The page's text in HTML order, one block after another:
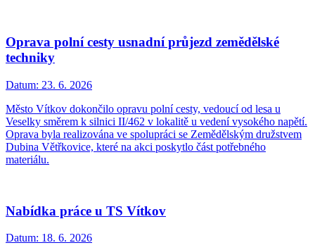
Oprava polní cesty usnadní průjezd zemědělské
techniky
Datum: 23. 6. 2026
Město Vítkov dokončilo opravu polní cesty, vedoucí od lesa u
Veselky směrem k silnici II/462 v lokalitě u vedení vysokého napětí.
Oprava byla realizována ve spolupráci se Zemědělským družstvem
Dubina Větřkovice, které na akci poskytlo část potřebného
materiálu.
Nabídka práce u TS Vítkov
Datum: 18. 6. 2026